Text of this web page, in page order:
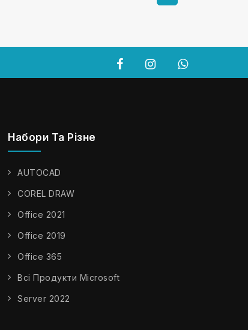
Набори Та Різне
AUTOCAD
COREL DRAW
Office 2021
Office 2019
Office 365
Всі Продукти Microsoft
Server 2022